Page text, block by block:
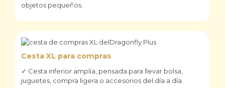
objetos pequeños.
Cesta XL para compras
✓ Cesta inferior amplia, pensada para llevar bolsa,
juguetes, compra ligera o accesorios del día a día.